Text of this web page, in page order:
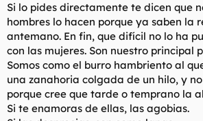
Si lo pides directamente te dicen que
hombres lo hacen porque ya saben la
antemano. En fin, que difícil no lo ha
con las mujeres. Son nuestro principal
Somos como el burro hambriento al
una zanahoria colgada de un hilo, y
porque cree que tarde o temprano la
Si te enamoras de ellas, las agobias.